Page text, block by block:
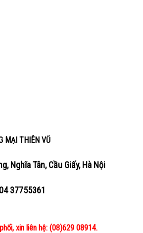
MẠI THIÊN VŨ
Nghĩa Tân, Cầu Giấy, Hà Nội
37755361
xin liên hệ: (08)629 08914.